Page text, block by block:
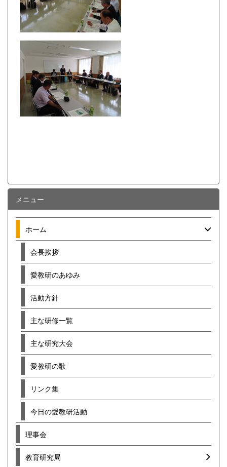
メニュー
ホーム
会長挨拶
愛教研のあゆみ
活動方針
主な研修一覧
主な研究大会
愛教研の歌
リンク集
今日の愛教研活動
理事会
教育研究局